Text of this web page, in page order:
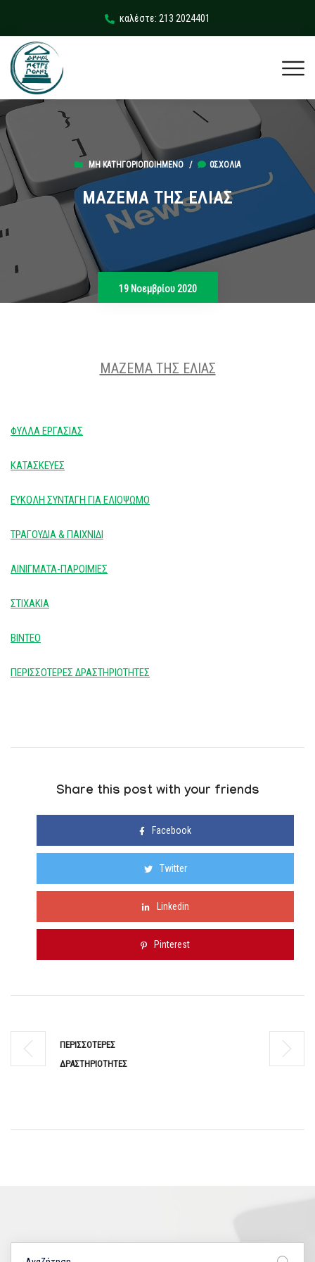
καλέστε: 213 2024401
ΜΗ ΚΑΤΗΓΟΡΙΟΠΟΙΗΜΈΝΟ / 0ΣΧΌΛΙΑ
ΜΑΖΕΜΑ ΤΗΣ ΕΛΙΑΣ
19 Νοεμβρίου 2020
ΜΑΖΕΜΑ ΤΗΣ ΕΛΙΑΣ
ΦΥΛΛΑ ΕΡΓΑΣΙΑΣ
ΚΑΤΑΣΚΕΥΕΣ
ΕΥΚΟΛΗ ΣΥΝΤΑΓΗ ΓΙΑ ΕΛΙΟΨΩΜΟ
ΤΡΑΓΟΥΔΙΑ & ΠΑΙΧΝΙΔΙ
ΑΙΝΙΓΜΑΤΑ-ΠΑΡΟΙΜΙΕΣ
ΣΤΙΧΑΚΙΑ
ΒΙΝΤΕΟ
ΠΕΡΙΣΣΟΤΕΡΕΣ ΔΡΑΣΤΗΡΙΟΤΗΤΕΣ
Share this post with your friends
Facebook
Twitter
Linkedin
Pinterest
ΠΕΡΙΣΣΟΤΕΡΕΣ
ΔΡΑΣΤΗΡΙΟΤΗΤΕΣ